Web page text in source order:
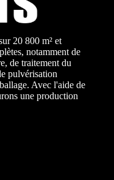
20 800 m² et
notamment de
de traitement du
pulvérisation
Avec l'aide de
une production